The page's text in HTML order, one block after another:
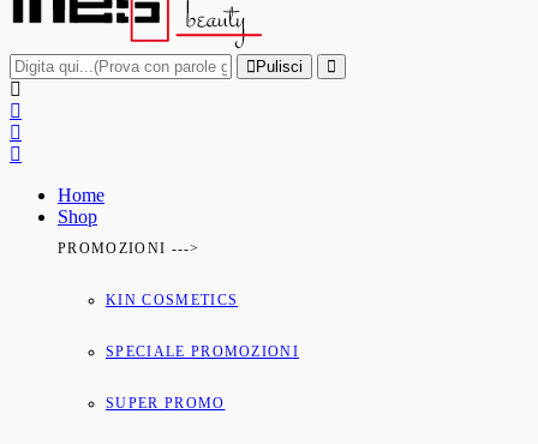
Pulisci
Home
Shop
PROMOZIONI --->
KIN COSMETICS
SPECIALE PROMOZIONI
SUPER PROMO